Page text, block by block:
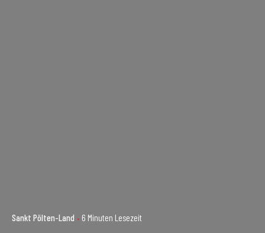
Sankt Pölten-Land 6 Minuten Lesezeit